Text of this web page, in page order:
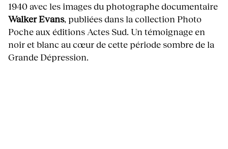
1940 avec les images du photographe documentaire
Walker Evans, publiées dans la collection Photo
Poche aux éditions Actes Sud. Un témoignage en
noir et blanc au cœur de cette période sombre de la
Grande Dépression.